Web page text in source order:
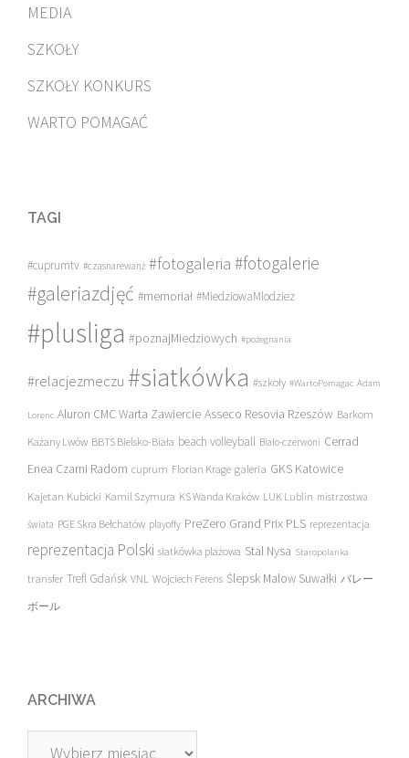
MEDIA
SZKOŁY
SZKOŁY KONKURS
WARTO POMAGAĆ
TAGI
#cuprumtv #czasnarewanż #fotogaleria #fotogalerie
#galeriazdjęć #memoriał #MiedziowaMlodziez
#plusliga #poznajMiedziowych #pożegnania
#relacjezmeczu #siatkówka #szkoły #WartoPomagac Adam
Lorenc Aluron CMC Warta Zawiercie Asseco Resovia Rzeszów Barkom
Każany Lwów BBTS Bielsko-Biała beach volleyball Biało-czerwoni Cerrad
Enea Czarni Radom cuprum Florian Krage galeria GKS Katowice
Kajetan Kubicki Kamil Szymura KS Wanda Kraków LUK Lublin mistrzostwa
świata PGE Skra Bełchatów playoffy PreZero Grand Prix PLS reprezentacja
reprezentacja Polski siatkówka plażowa Stal Nysa Staropolanka
transfer Trefl Gdańsk VNL Wojciech Ferens Ślepsk Malow Suwałki バレー
ボール
ARCHIWA
Archiwa